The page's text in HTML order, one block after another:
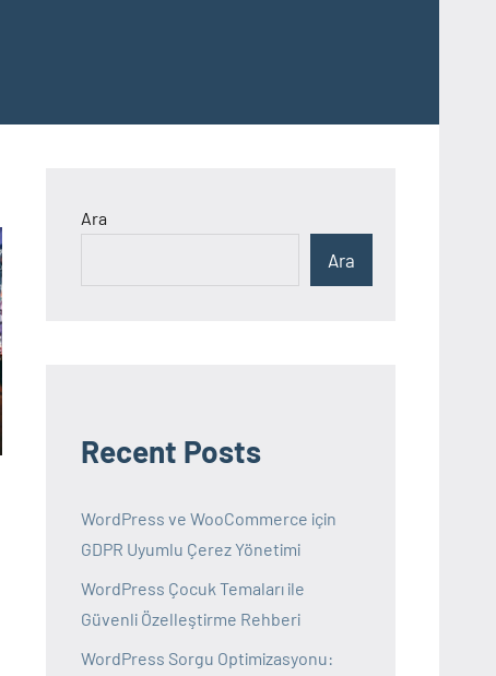
Ara
Ara
Recent Posts
WordPress ve WooCommerce için
GDPR Uyumlu Çerez Yönetimi
WordPress Çocuk Temaları ile
Güvenli Özelleştirme Rehberi
WordPress Sorgu Optimizasyonu: